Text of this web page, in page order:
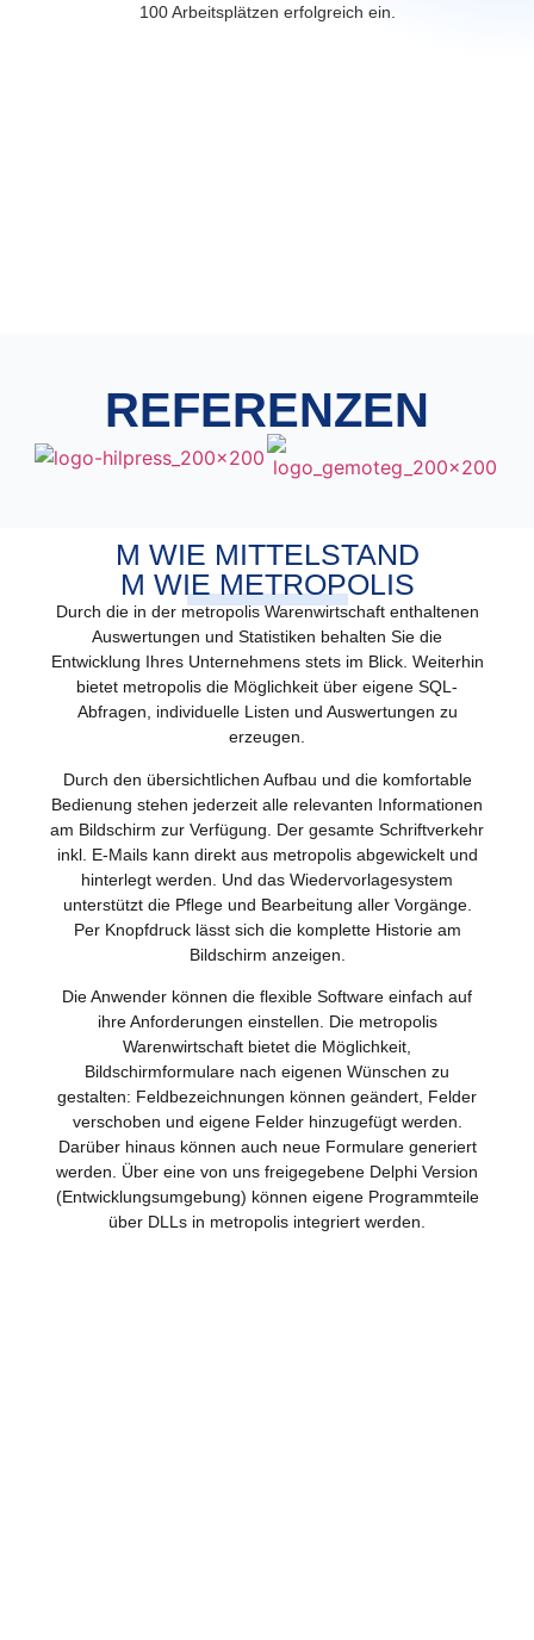
100 Arbeitsplätzen erfolgreich ein.
REFERENZEN
M WIE MITTELSTAND
M WIE METROPOLIS
Durch die in der metropolis Warenwirtschaft enthaltenen
Auswertungen und Statistiken behalten Sie die
Entwicklung Ihres Unternehmens stets im Blick. Weiterhin
bietet metropolis die Möglichkeit über eigene SQL-
Abfragen, individuelle Listen und Auswertungen zu
erzeugen.
Durch den übersichtlichen Aufbau und die komfortable
Bedienung stehen jederzeit alle relevanten Informationen
am Bildschirm zur Verfügung. Der gesamte Schriftverkehr
inkl. E-Mails kann direkt aus metropolis abgewickelt und
hinterlegt werden. Und das Wiedervorlagesystem
unterstützt die Pflege und Bearbeitung aller Vorgänge.
Per Knopfdruck lässt sich die komplette Historie am
Bildschirm anzeigen.
Die Anwender können die flexible Software einfach auf
ihre Anforderungen einstellen. Die metropolis
Warenwirtschaft bietet die Möglichkeit,
Bildschirmformulare nach eigenen Wünschen zu
gestalten: Feldbezeichnungen können geändert, Felder
verschoben und eigene Felder hinzugefügt werden.
Darüber hinaus können auch neue Formulare generiert
werden. Über eine von uns freigegebene Delphi Version
(Entwicklungsumgebung) können eigene Programmteile
über DLLs in metropolis integriert werden.